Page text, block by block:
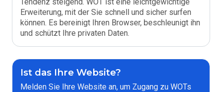
Erweiterung, mit der Sie schnell und sicher surfen
können. Es bereinigt Ihren Browser, beschleunigt ihn
und schützt Ihre privaten Daten.
Ist das Ihre Website?
Melden Sie Ihre Website an, um Zugang zu WOTs